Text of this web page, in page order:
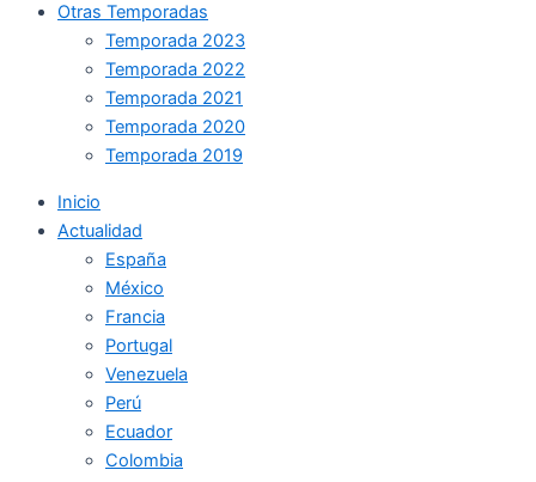
Otras Temporadas
Temporada 2023
Temporada 2022
Temporada 2021
Temporada 2020
Temporada 2019
Inicio
Actualidad
España
México
Francia
Portugal
Venezuela
Perú
Ecuador
Colombia